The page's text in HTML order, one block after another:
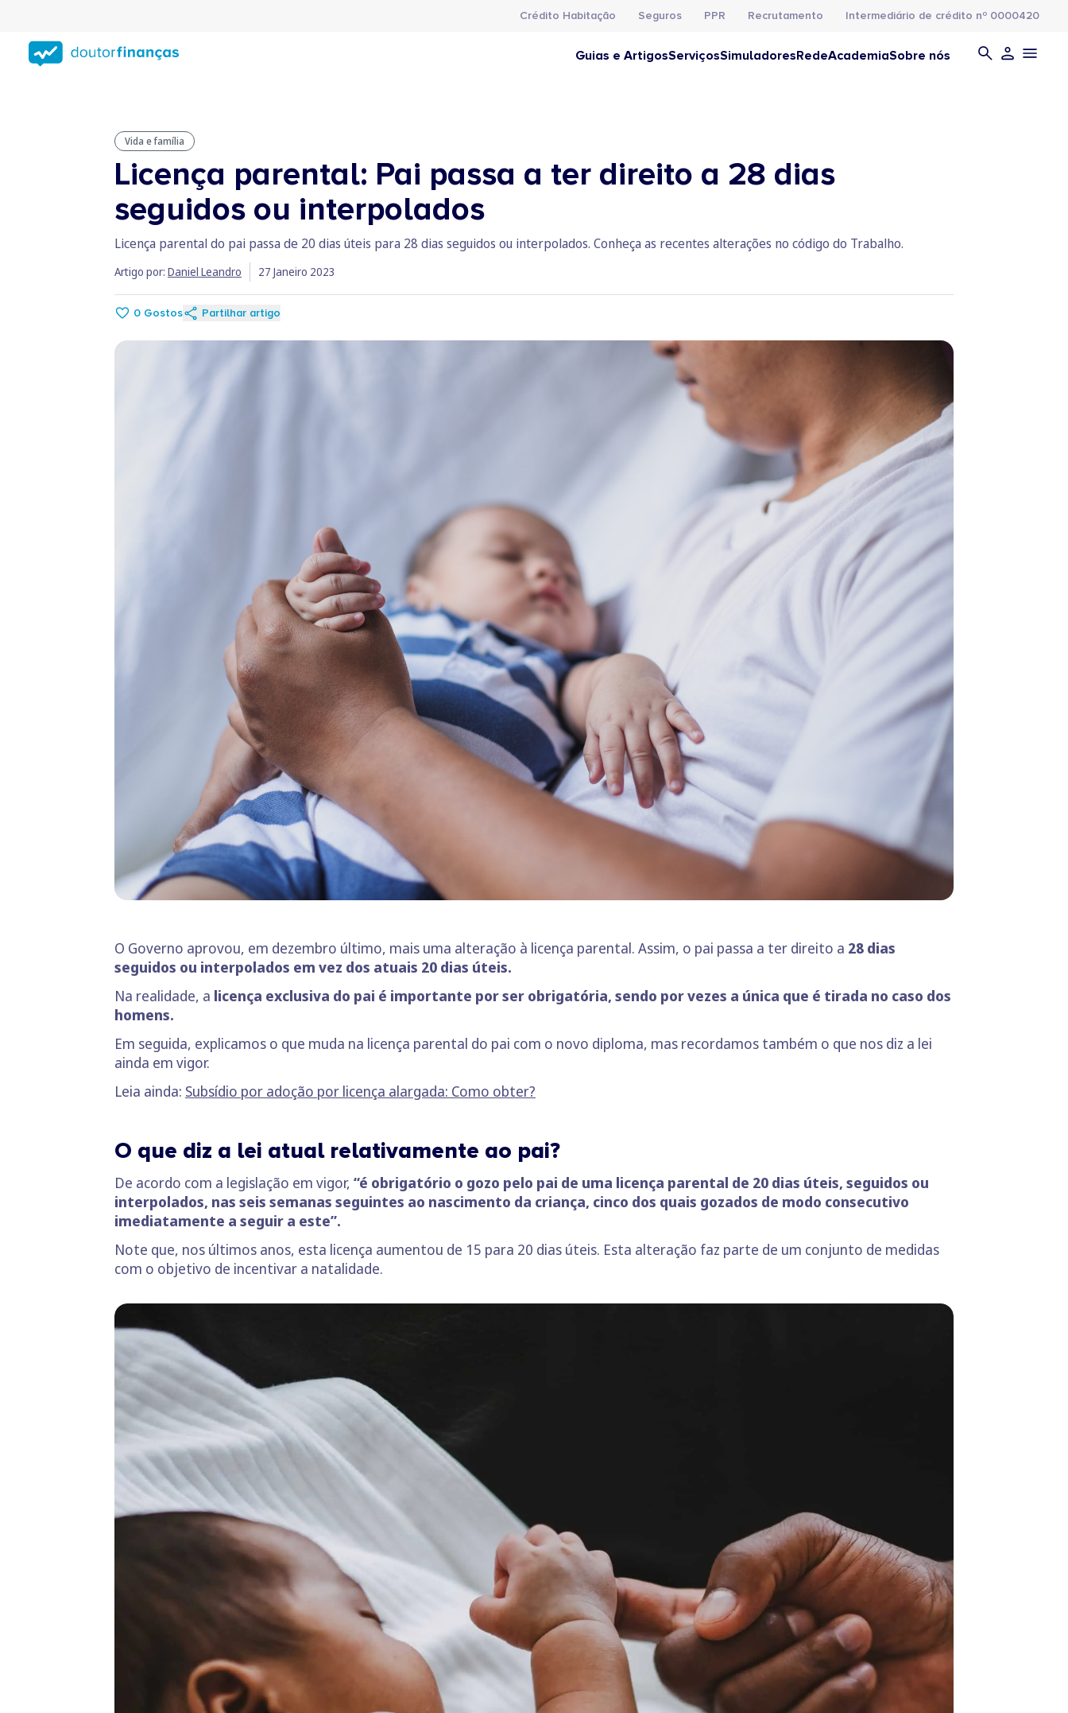
conteúdo
principal
Crédito Habitação Seguros PPR Recrutamento Intermediário de crédito nº 0000420
Guias e ArtigosServiçosSimuladoresRedeAcademiaSobre nós
Vida e família
Licença parental: Pai passa a ter direito a 28 dias
seguidos ou interpolados
Licença parental do pai passa de 20 dias úteis para 28 dias seguidos ou interpolados. Conheça as recentes alterações no código do Trabalho.
Artigo por: Daniel Leandro 27 Janeiro 2023
0 Gostos Partilhar artigo
O Governo aprovou, em dezembro último, mais uma alteração à licença parental. Assim, o pai passa a ter direito a 28 dias
seguidos ou interpolados em vez dos atuais 20 dias úteis.
Na realidade, a licença exclusiva do pai é importante por ser obrigatória, sendo por vezes a única que é tirada no caso dos
homens.
Em seguida, explicamos o que muda na licença parental do pai com o novo diploma, mas recordamos também o que nos diz a lei
ainda em vigor.
Leia ainda: Subsídio por adoção por licença alargada: Como obter?
O que diz a lei atual relativamente ao pai?
De acordo com a legislação em vigor, “é obrigatório o gozo pelo pai de uma licença parental de 20 dias úteis, seguidos ou
interpolados, nas seis semanas seguintes ao nascimento da criança, cinco dos quais gozados de modo consecutivo
imediatamente a seguir a este”.
Note que, nos últimos anos, esta licença aumentou de 15 para 20 dias úteis. Esta alteração faz parte de um conjunto de medidas
com o objetivo de incentivar a natalidade.